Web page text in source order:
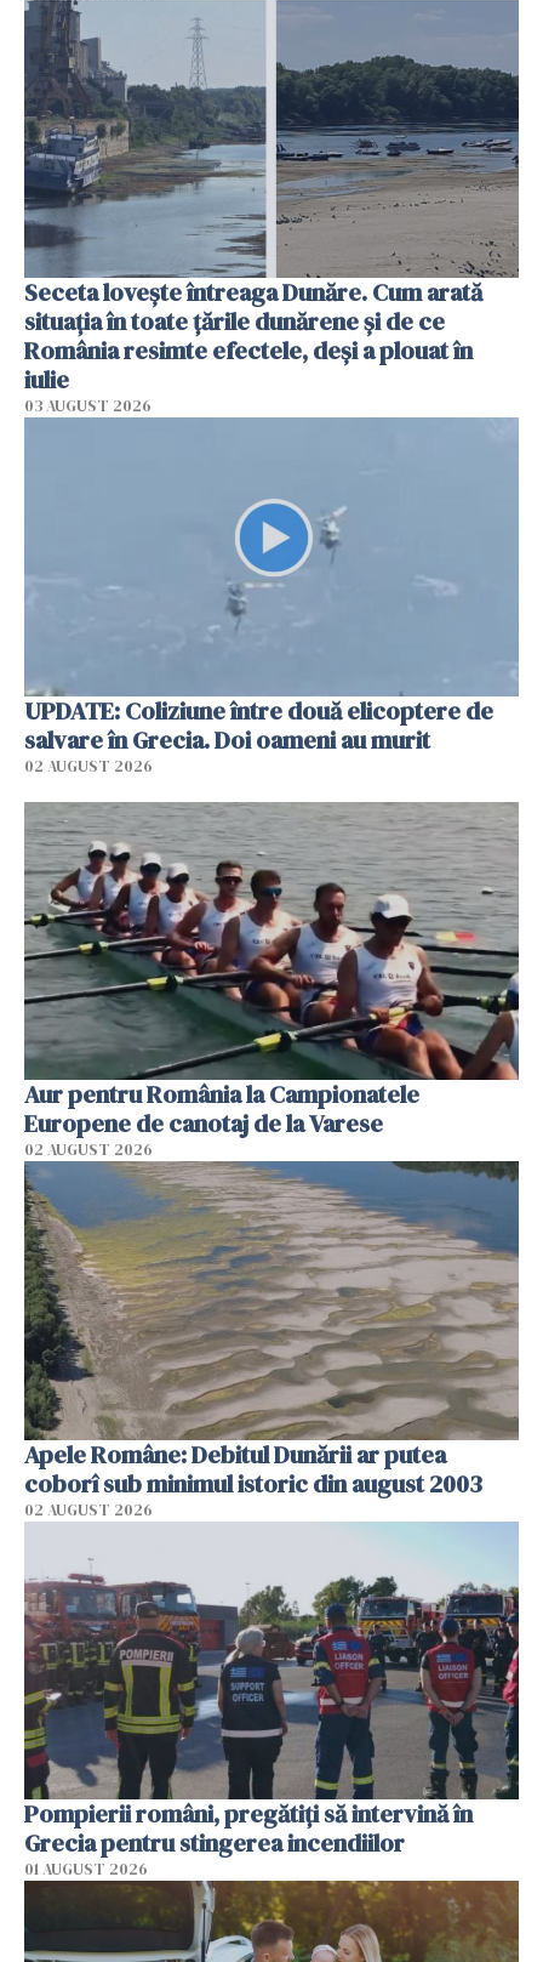
Seceta lovește întreaga Dunăre. Cum arată
situația în toate țările dunărene și de ce
România resimte efectele, deși a plouat în
iulie
03 AUGUST 2026
UPDATE: Coliziune între două elicoptere de
salvare în Grecia. Doi oameni au murit
02 AUGUST 2026
Aur pentru România la Campionatele
Europene de canotaj de la Varese
02 AUGUST 2026
Apele Române: Debitul Dunării ar putea
coborî sub minimul istoric din august 2003
02 AUGUST 2026
Pompierii români, pregătiţi să intervină în
Grecia pentru stingerea incendiilor
01 AUGUST 2026